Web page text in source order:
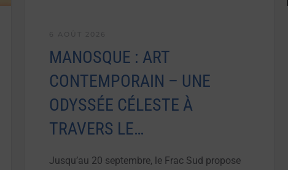
MANOSQUE : ART
CONTEMPORAIN – UNE
ODYSSÉE CÉLESTE À
TRAVERS LE…
Jusqu’au 20 septembre, le Frac Sud propose